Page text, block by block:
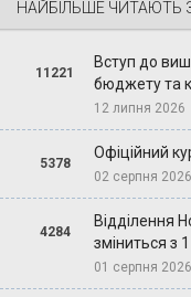
НАЙБІЛЬШЕ ЧИТАЮТЬ
11221
Вступ до
бюджету та
12 липня 2026
5378
Офіційний
02 серпня 2026
4284
Відділення
зміниться з
01 серпня 2026